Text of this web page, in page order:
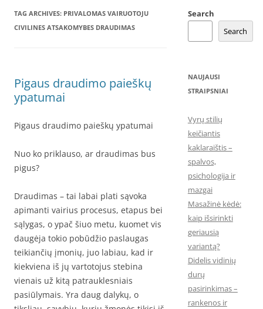
TAG ARCHIVES: PRIVALOMAS VAIRUOTOJU
CIVILINES ATSAKOMYBES DRAUDIMAS
Pigaus draudimo paieškų
ypatumai
Pigaus draudimo paieškų ypatumai
Nuo ko priklauso, ar draudimas bus
pigus?
Draudimas – tai labai plati sąvoka
apimanti vairius procesus, etapus bei
sąlygas, o ypač šiuo metu, kuomet vis
daugėja tokio pobūdžio paslaugas
teikiančių įmonių, juo labiau, kad ir
kiekviena iš jų vartotojus stebina
vienais už kitą patrauklesniais
pasiūlymais. Yra daug dalykų, o
Search
Search
NAUJAUSI
STRAIPSNIAI
Vyrų stilių
keičiantis
kaklaraištis –
spalvos,
psichologija ir
mazgai
Masažinė kėdė:
kaip išsirinkti
geriausią
variantą?
Didelis vidinių
durų
pasirinkimas –
rankenos ir